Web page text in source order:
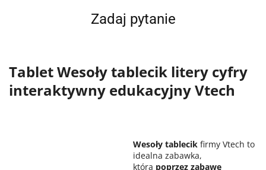
Zadaj pytanie
Tablet Wesoły tablecik litery cyfry
interaktywny edukacyjny Vtech
Wesoły tablecik firmy Vtech to
idealna zabawka,
która poprzez zabawę